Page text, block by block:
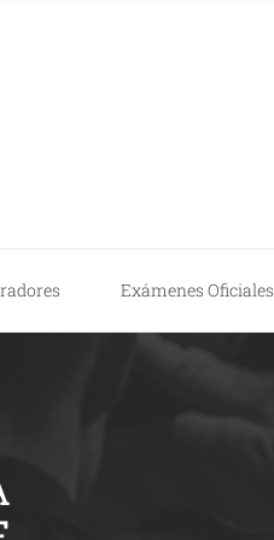
Exámenes Oficiales